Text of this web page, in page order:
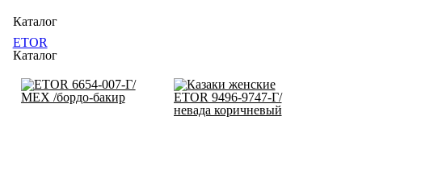
Каталог
ETOR
Каталог